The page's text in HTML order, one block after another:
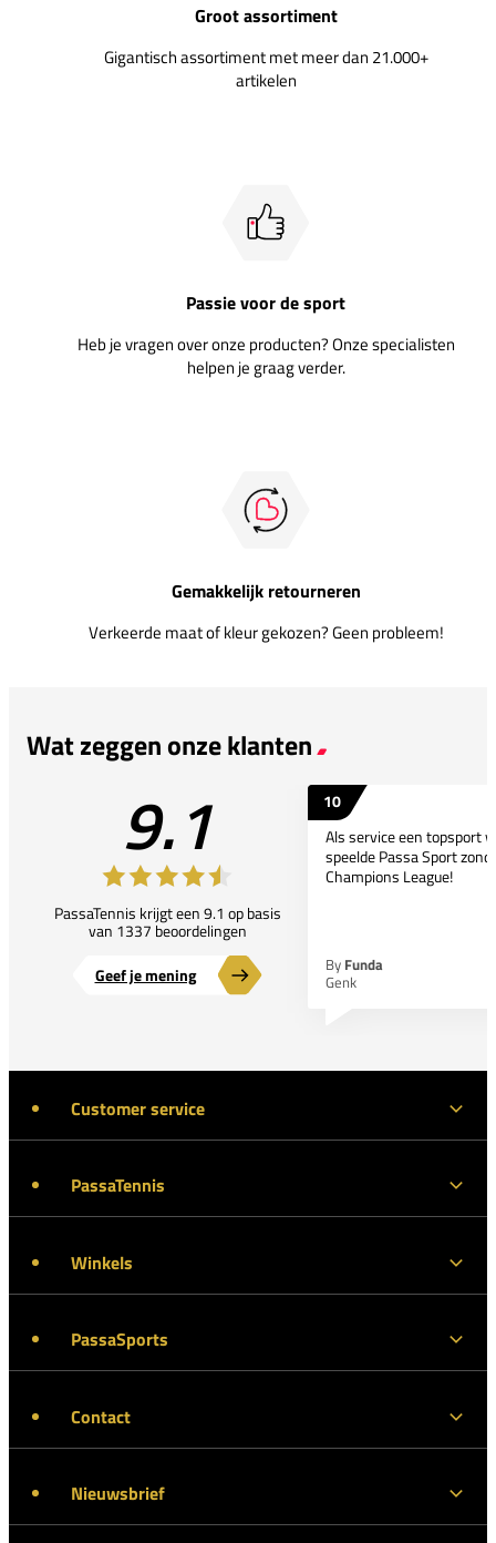
Groot assortiment
Gigantisch assortiment met meer dan 21.000+
artikelen
Passie voor de sport
Heb je vragen over onze producten? Onze specialisten
helpen je graag verder.
Gemakkelijk retourneren
Verkeerde maat of kleur gekozen? Geen probleem!
Wat zeggen onze klanten
9.1
PassaTennis krijgt een 9.1 op basis
van 1337 beoordelingen
Geef je mening
10
Als service een topsport
speelde Passa Sport
Champions League!
By Funda
Genk
Customer service
PassaTennis
Winkels
PassaSports
Contact
Nieuwsbrief